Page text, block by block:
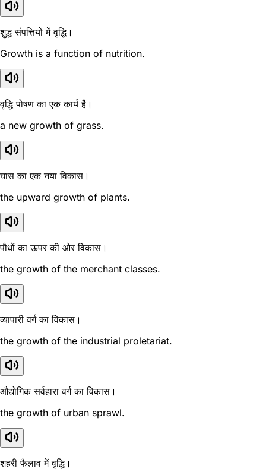
शुद्ध संपत्तियों में वृद्धि।
Growth is a function of nutrition.
वृद्धि पोषण का एक कार्य है।
a new growth of grass.
घास का एक नया विकास।
the upward growth of plants.
पौधों का ऊपर की ओर विकास।
the growth of the merchant classes.
व्यापारी वर्ग का विकास।
the growth of the industrial proletariat.
औद्योगिक सर्वहारा वर्ग का विकास।
the growth of urban sprawl.
शहरी फैलाव में वृद्धि।